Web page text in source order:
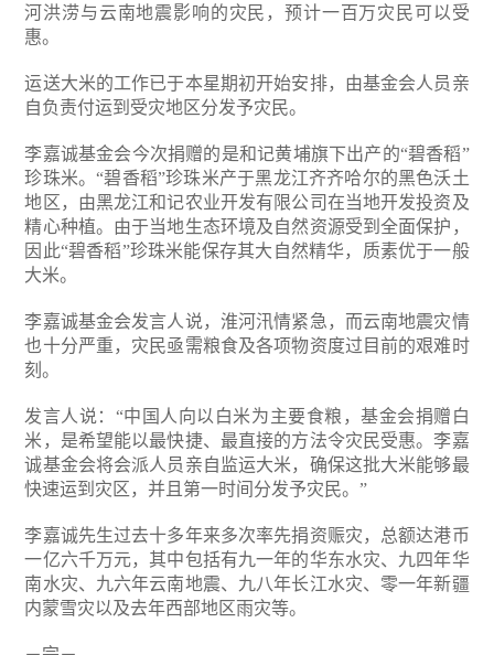
河洪涝与云南地震影响的灾民，预计一百万灾民可以受
惠。
运送大米的工作已于本星期初开始安排，由基金会人员亲
自负责付运到受灾地区分发予灾民。
李嘉诚基金会今次捐赠的是和记黄埔旗下出产的“碧香稻”
珍珠米。“碧香稻”珍珠米产于黑龙江齐齐哈尔的黑色沃土
地区，由黑龙江和记农业开发有限公司在当地开发投资及
精心种植。由于当地生态环境及自然资源受到全面保护，
因此“碧香稻”珍珠米能保存其大自然精华，质素优于一般
大米。
李嘉诚基金会发言人说，淮河汛情紧急，而云南地震灾情
也十分严重，灾民亟需粮食及各项物资度过目前的艰难时
刻。
发言人说：“中国人向以白米为主要食粮，基金会捐赠白
米，是希望能以最快捷、最直接的方法令灾民受惠。李嘉
诚基金会将会派人员亲自监运大米，确保这批大米能够最
快速运到灾区，并且第一时间分发予灾民。”
李嘉诚先生过去十多年来多次率先捐资赈灾，总额达港币
一亿六千万元，其中包括有九一年的华东水灾、九四年华
南水灾、九六年云南地震、九八年长江水灾、零一年新疆
内蒙雪灾以及去年西部地区雨灾等。